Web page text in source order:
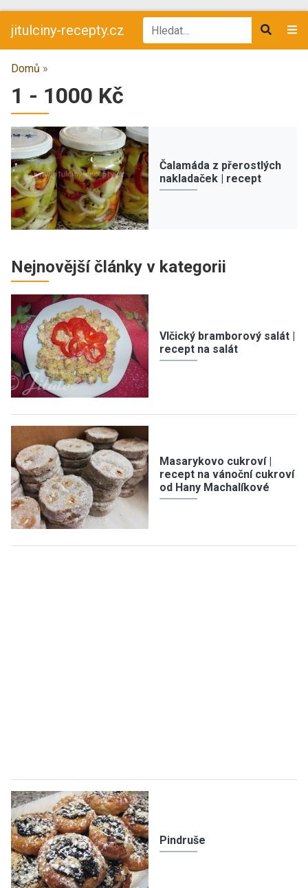
jitulciny-recepty.cz
Domů »
1 - 1000 Kč
Čalamáda z přerostlých
nakladaček | recept
Nejnovější články v kategorii
Vlčický bramborový salát |
recept na salát
Masarykovo cukroví |
recept na vánoční cukroví
od Hany Machalíkové
Pindruše